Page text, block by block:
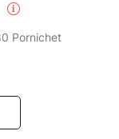
Pornichet